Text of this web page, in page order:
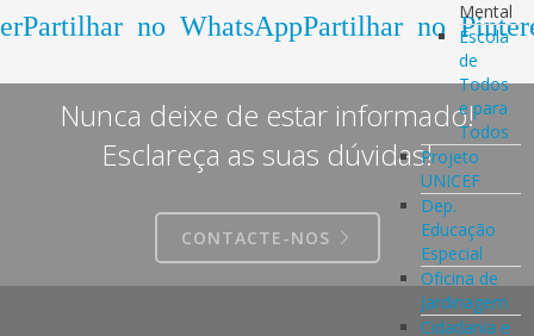
Mental
Escola
de
Todos
e para
Todos
Projeto
UNICEF
Dep.
Educação
Especial
Oficina de
Jardinagem
Cidadania e
Partilhar no WhatsAppPartilhar no
Nunca deixe de estar informado!
Esclareça as suas dúvidas!
CONTACTE-NOS